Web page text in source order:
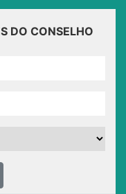
DO CONSELHO